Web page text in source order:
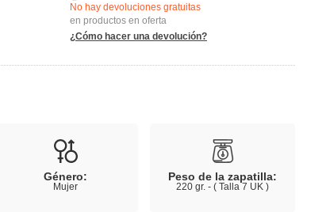
No hay devoluciones gratuitas
en productos en oferta
¿Cómo hacer una devolución?
Género:
Mujer
Peso de la zapatilla:
220 gr. - ( Talla 7 UK )